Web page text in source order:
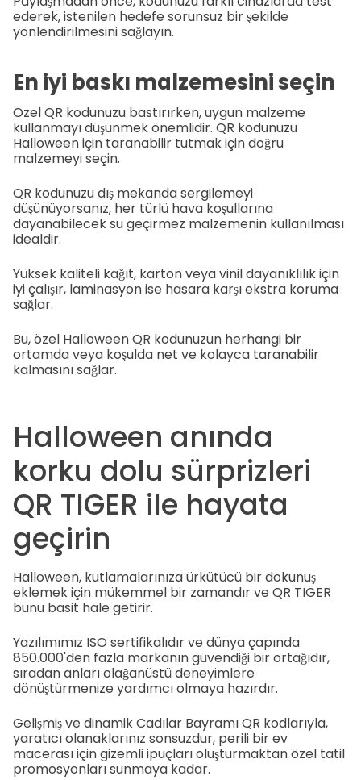
ederek, istenilen hedefe sorunsuz bir şekilde
yönlendirilmesini sağlayın.
En iyi baskı malzemesini seçin
Özel QR kodunuzu bastırırken, uygun malzeme
kullanmayı düşünmek önemlidir. QR kodunuzu
Halloween için taranabilir tutmak için doğru
malzemeyi seçin.
QR kodunuzu dış mekanda sergilemeyi
düşünüyorsanız, her türlü hava koşullarına
dayanabilecek su geçirmez malzemenin kullanılması
idealdir.
Yüksek kaliteli kağıt, karton veya vinil dayanıklılık için
iyi çalışır, laminasyon ise hasara karşı ekstra koruma
sağlar.
Bu, özel Halloween QR kodunuzun herhangi bir
ortamda veya koşulda net ve kolayca taranabilir
kalmasını sağlar.
Halloween anında
korku dolu sürprizleri
QR TIGER ile hayata
geçirin
Halloween, kutlamalarınıza ürkütücü bir dokunuş
eklemek için mükemmel bir zamandır ve QR TIGER
bunu basit hale getirir.
Yazılımımız ISO sertifikalıdır ve dünya çapında
850.000'den fazla markanın güvendiği bir ortağıdır,
sıradan anları olağanüstü deneyimlere
dönüştürmenize yardımcı olmaya hazırdır.
Gelişmiş ve dinamik Cadılar Bayramı QR kodlarıyla,
yaratıcı olanaklarınız sonsuzdur, perili bir ev
macerası için gizemli ipuçları oluşturmaktan özel tatil
promosyonları sunmaya kadar.